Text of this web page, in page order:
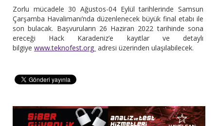
Zorlu mücadele 30 Ağustos-04 Eylül tarihlerinde Samsun
Çarşamba Havalimanı’nda düzenlenecek büyük final etabı ile
son bulacak. Başvuruların 26 Haziran 2022 tarihinde sona
ereceği Hack Karadeniz’e kayıtlar ve detaylı
bilgiyewww.teknofest.org adresi üzerinden ulaşılabilecek.